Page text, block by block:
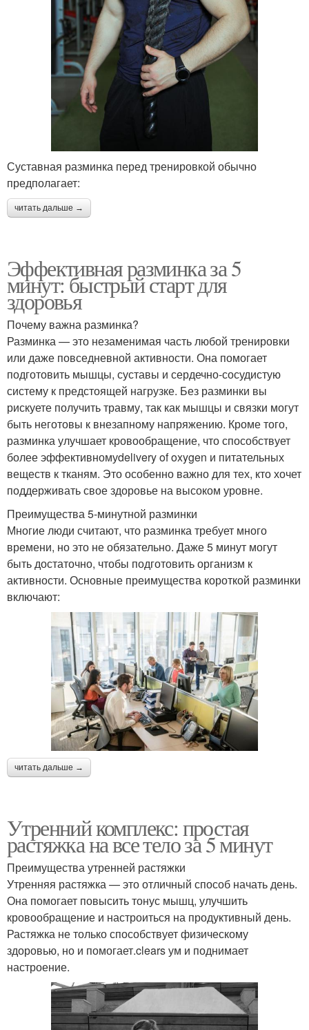
Суставная разминка перед тренировкой обычно
предполагает:
читать дальше →
Эффективная разминка за 5
минут: быстрый старт для
здоровья
Почему важна разминка?
Разминка — это незаменимая часть любой тренировки
или даже повседневной активности. Она помогает
подготовить мышцы, суставы и сердечно-сосудистую
систему к предстоящей нагрузке. Без разминки вы
рискуете получить травму, так как мышцы и связки могут
быть неготовы к внезапному напряжению. Кроме того,
разминка улучшает кровообращение, что способствует
более эффективномуdelivery of oxygen и питательных
веществ к тканям. Это особенно важно для тех, кто хочет
поддерживать свое здоровье на высоком уровне.
Преимущества 5-минутной разминки
Многие люди считают, что разминка требует много
времени, но это не обязательно. Даже 5 минут могут
быть достаточно, чтобы подготовить организм к
активности. Основные преимущества короткой разминки
включают:
читать дальше →
Утренний комплекс: простая
растяжка на все тело за 5 минут
Преимущества утренней растяжки
Утренняя растяжка — это отличный способ начать день.
Она помогает повысить тонус мышц, улучшить
кровообращение и настроиться на продуктивный день.
Растяжка не только способствует физическому
здоровью, но и помогает.clears ум и поднимает
настроение.